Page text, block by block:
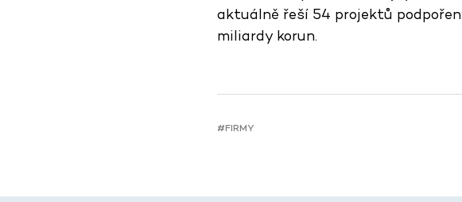
aktuálně řeší 54 projektů
miliardy korun.
#FIRMY